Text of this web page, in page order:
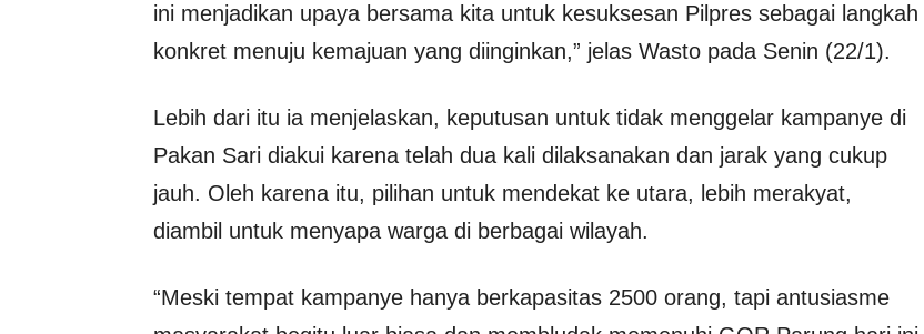
ini menjadikan upaya bersama kita untuk kesuksesan Pilpres sebagai langkah
konkret menuju kemajuan yang diinginkan,” jelas Wasto pada Senin (22/1).
Lebih dari itu ia menjelaskan, keputusan untuk tidak menggelar kampanye di
Pakan Sari diakui karena telah dua kali dilaksanakan dan jarak yang cukup
jauh. Oleh karena itu, pilihan untuk mendekat ke utara, lebih merakyat,
diambil untuk menyapa warga di berbagai wilayah.
“Meski tempat kampanye hanya berkapasitas 2500 orang, tapi antusiasme